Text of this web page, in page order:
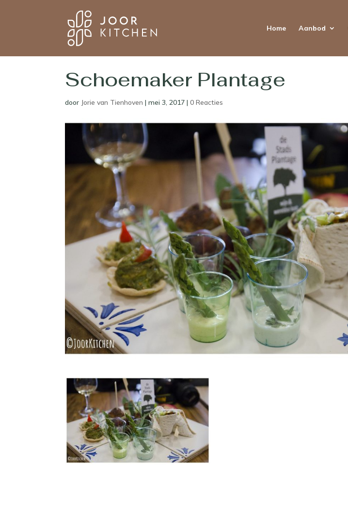
Home Aanbod
Schoemaker Plantage
door Jorie van Tienhoven |mei 3, 2017 |0 Reacties